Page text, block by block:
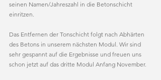
seinen Namen/Jahreszahl in die Betonschicht
einritzen.
Das Entfernen der Tonschicht folgt nach Abhärten
des Betons in unserem nächsten Modul. Wir sind
sehr gespannt auf die Ergebnisse und freuen uns
schon jetzt auf das dritte Modul Anfang November.